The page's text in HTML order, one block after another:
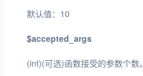
默认值：10
$accepted_args
(int)(可选)函数接受的参数个数。